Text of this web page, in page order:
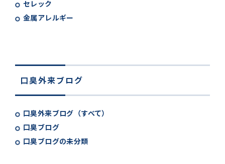
セレック
金属アレルギー
口臭外来ブログ
口臭外来ブログ（すべて）
口臭ブログ
口臭ブログの未分類